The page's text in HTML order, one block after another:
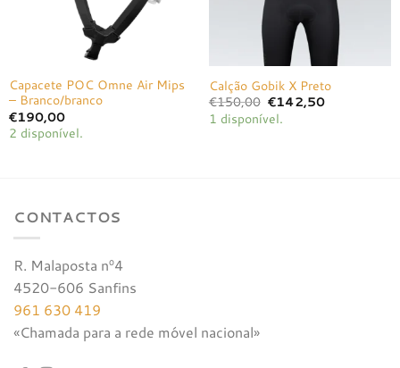
Capacete POC Omne Air Mips
– Branco/branco
€190,00
2 disponível.
Calção Gobik X Preto
€150,00 O
preço
original
€142,50O
1 disponível.
CONTACTOS
R. Malaposta nº4
4520-606 Sanfins
961 630 419
«Chamada para a rede móvel nacional»